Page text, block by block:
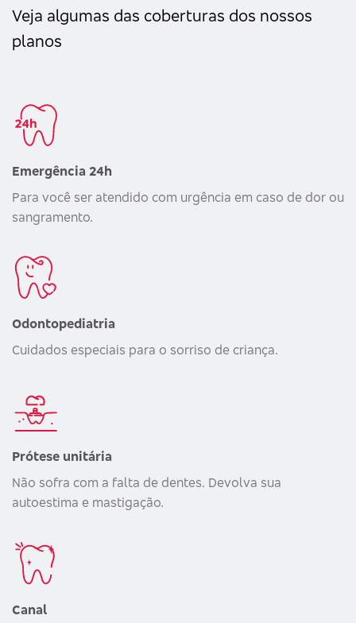
Veja algumas das coberturas dos nossos
planos
Emergência 24h
Para você ser atendido com urgência em caso de dor ou
sangramento.
Odontopediatria
Cuidados especiais para o sorriso de criança.
Prótese unitária
Não sofra com a falta de dentes. Devolva sua
autoestima e mastigação.
Canal